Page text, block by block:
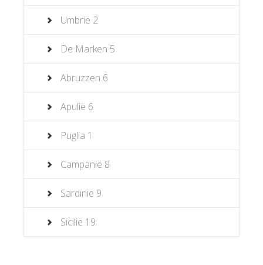
Umbrië 2
De Marken 5
Abruzzen 6
Apulië 6
Puglia 1
Campanië 8
Sardinië 9
Sicilië 19